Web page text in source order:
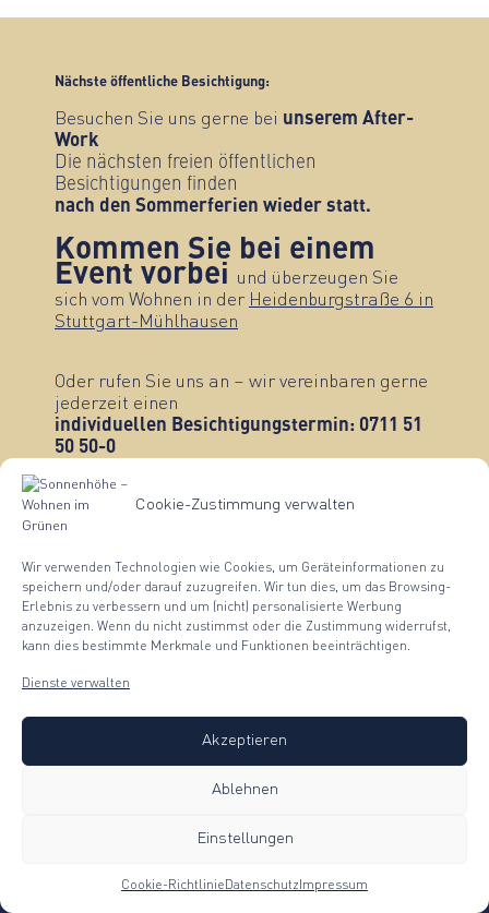
Cookie-Zustimmung verwalten
Wir verwenden Technologien wie Cookies, um Geräteinformationen zu
speichern und/oder darauf zuzugreifen. Wir tun dies, um das Browsing-
Erlebnis zu verbessern und um (nicht) personalisierte Werbung
anzuzeigen. Wenn du nicht zustimmst oder die Zustimmung widerrufst,
kann dies bestimmte Merkmale und Funktionen beeinträchtigen.
Dienste verwalten
Akzeptieren
Ablehnen
Einstellungen
Cookie-RichtlinieDatenschutz Impressum
Nächste öffentliche Besichtigung:
Besuchen Sie uns gerne bei unserem After-
Work
Die nächsten freien öffentlichen
Besichtigungen finden
nach den Sommerferien wieder statt.
Kommen Sie bei einem
Event vorbei und überzeugen Sie
sich vom Wohnen in der Heidenburgstraße 6 in
Stuttgart-Mühlhausen
Oder rufen Sie uns an – wir vereinbaren gerne
jederzeit einen
individuellen Besichtigungstermin: 0711 51
50 50-0
AUSSENVISUALISIERUNG LAGEPLAN
Sonnenhöhe